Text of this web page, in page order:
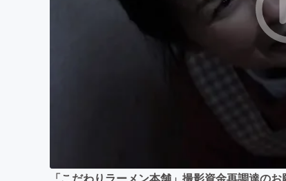
まちづくり・地域活性化
「こだわりラーメン本舗」撮影資金再調達のお